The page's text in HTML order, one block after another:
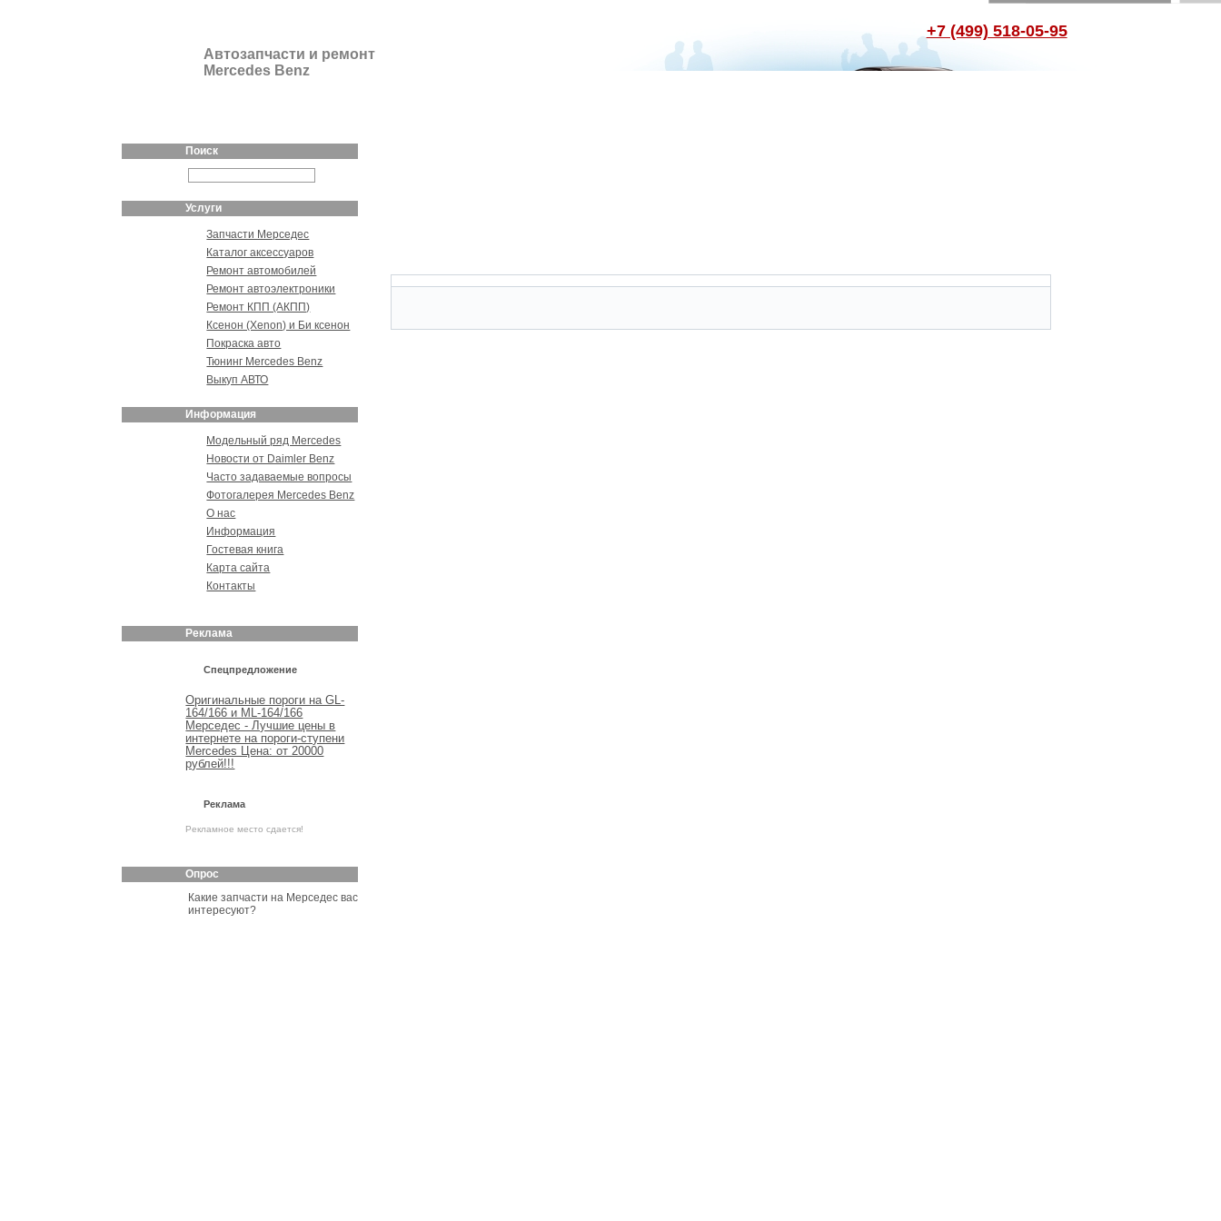
+7 (499) 518-05-95
Автозапчасти и ремонт
Mercedes Benz
Поиск
Услуги
Запчасти Мерседес
Каталог аксессуаров
Ремонт автомобилей
Ремонт автоэлектроники
Ремонт КПП (АКПП)
Ксенон (Xenon) и Би ксенон
Покраска авто
Тюнинг Mercedes Benz
Выкуп АВТО
Информация
Модельный ряд Mercedes
Новости от Daimler Benz
Часто задаваемые вопросы
Фотогалерея Mercedes Benz
О нас
Информация
Гостевая книга
Карта сайта
Контакты
Реклама
Спецпредложение
Оригинальные пороги на GL-
164/166 и ML-164/166
Мерседес - Лучшие цены в
интернете на пороги-ступени
Mercedes Цена: от 20000
рублей!!!
Реклама
Рекламное место сдается!
Опрос
Какие запчасти на Мерседес вас
интересуют?